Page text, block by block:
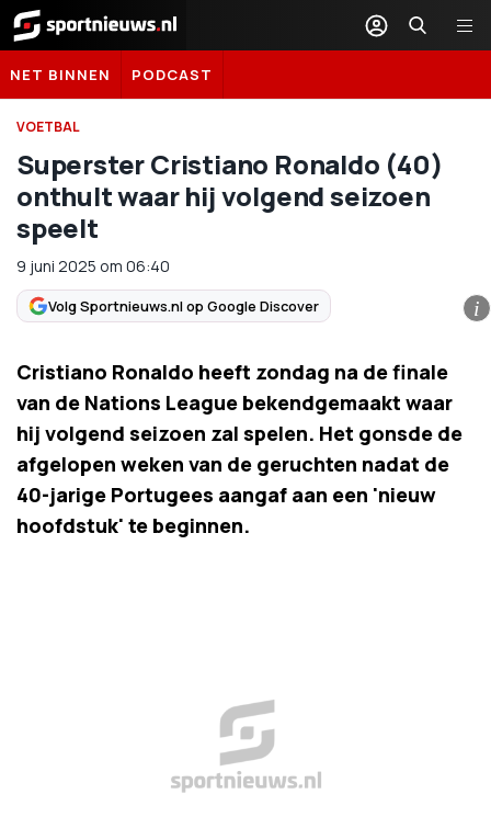
Sportnieuws.nl
NET BINNEN PODCAST
VOETBAL
Superster Cristiano Ronaldo (40)
onthult waar hij volgend seizoen
speelt
9 juni 2025 om 06:40
Volg Sportnieuws.nl op Google Discover i
Cristiano Ronaldo heeft zondag na de finale
van de Nations League bekendgemaakt waar
hij volgend seizoen zal spelen. Het gonsde de
afgelopen weken van de geruchten nadat de
40-jarige Portugees aangaf aan een 'nieuw
hoofdstuk' te beginnen.